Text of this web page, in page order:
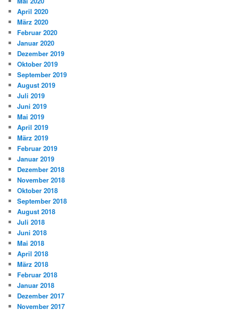
April 2020
März 2020
Februar 2020
Januar 2020
Dezember 2019
Oktober 2019
September 2019
August 2019
Juli 2019
Juni 2019
Mai 2019
April 2019
März 2019
Februar 2019
Januar 2019
Dezember 2018
November 2018
Oktober 2018
September 2018
August 2018
Juli 2018
Juni 2018
Mai 2018
April 2018
März 2018
Februar 2018
Januar 2018
Dezember 2017
November 2017